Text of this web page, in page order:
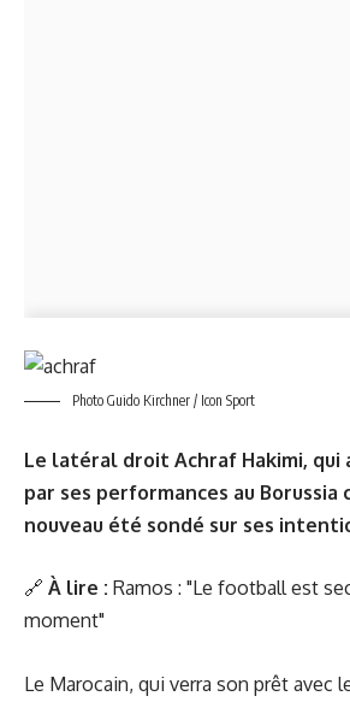
Photo Guido Kirchner / Icon Sport
Le latéral droit Achraf Hakimi, qui
par ses performances au Borussia
nouveau été sondé sur ses
🔗 À lire : Ramos : "Le football est
moment"
Le Marocain, qui verra son prêt avec